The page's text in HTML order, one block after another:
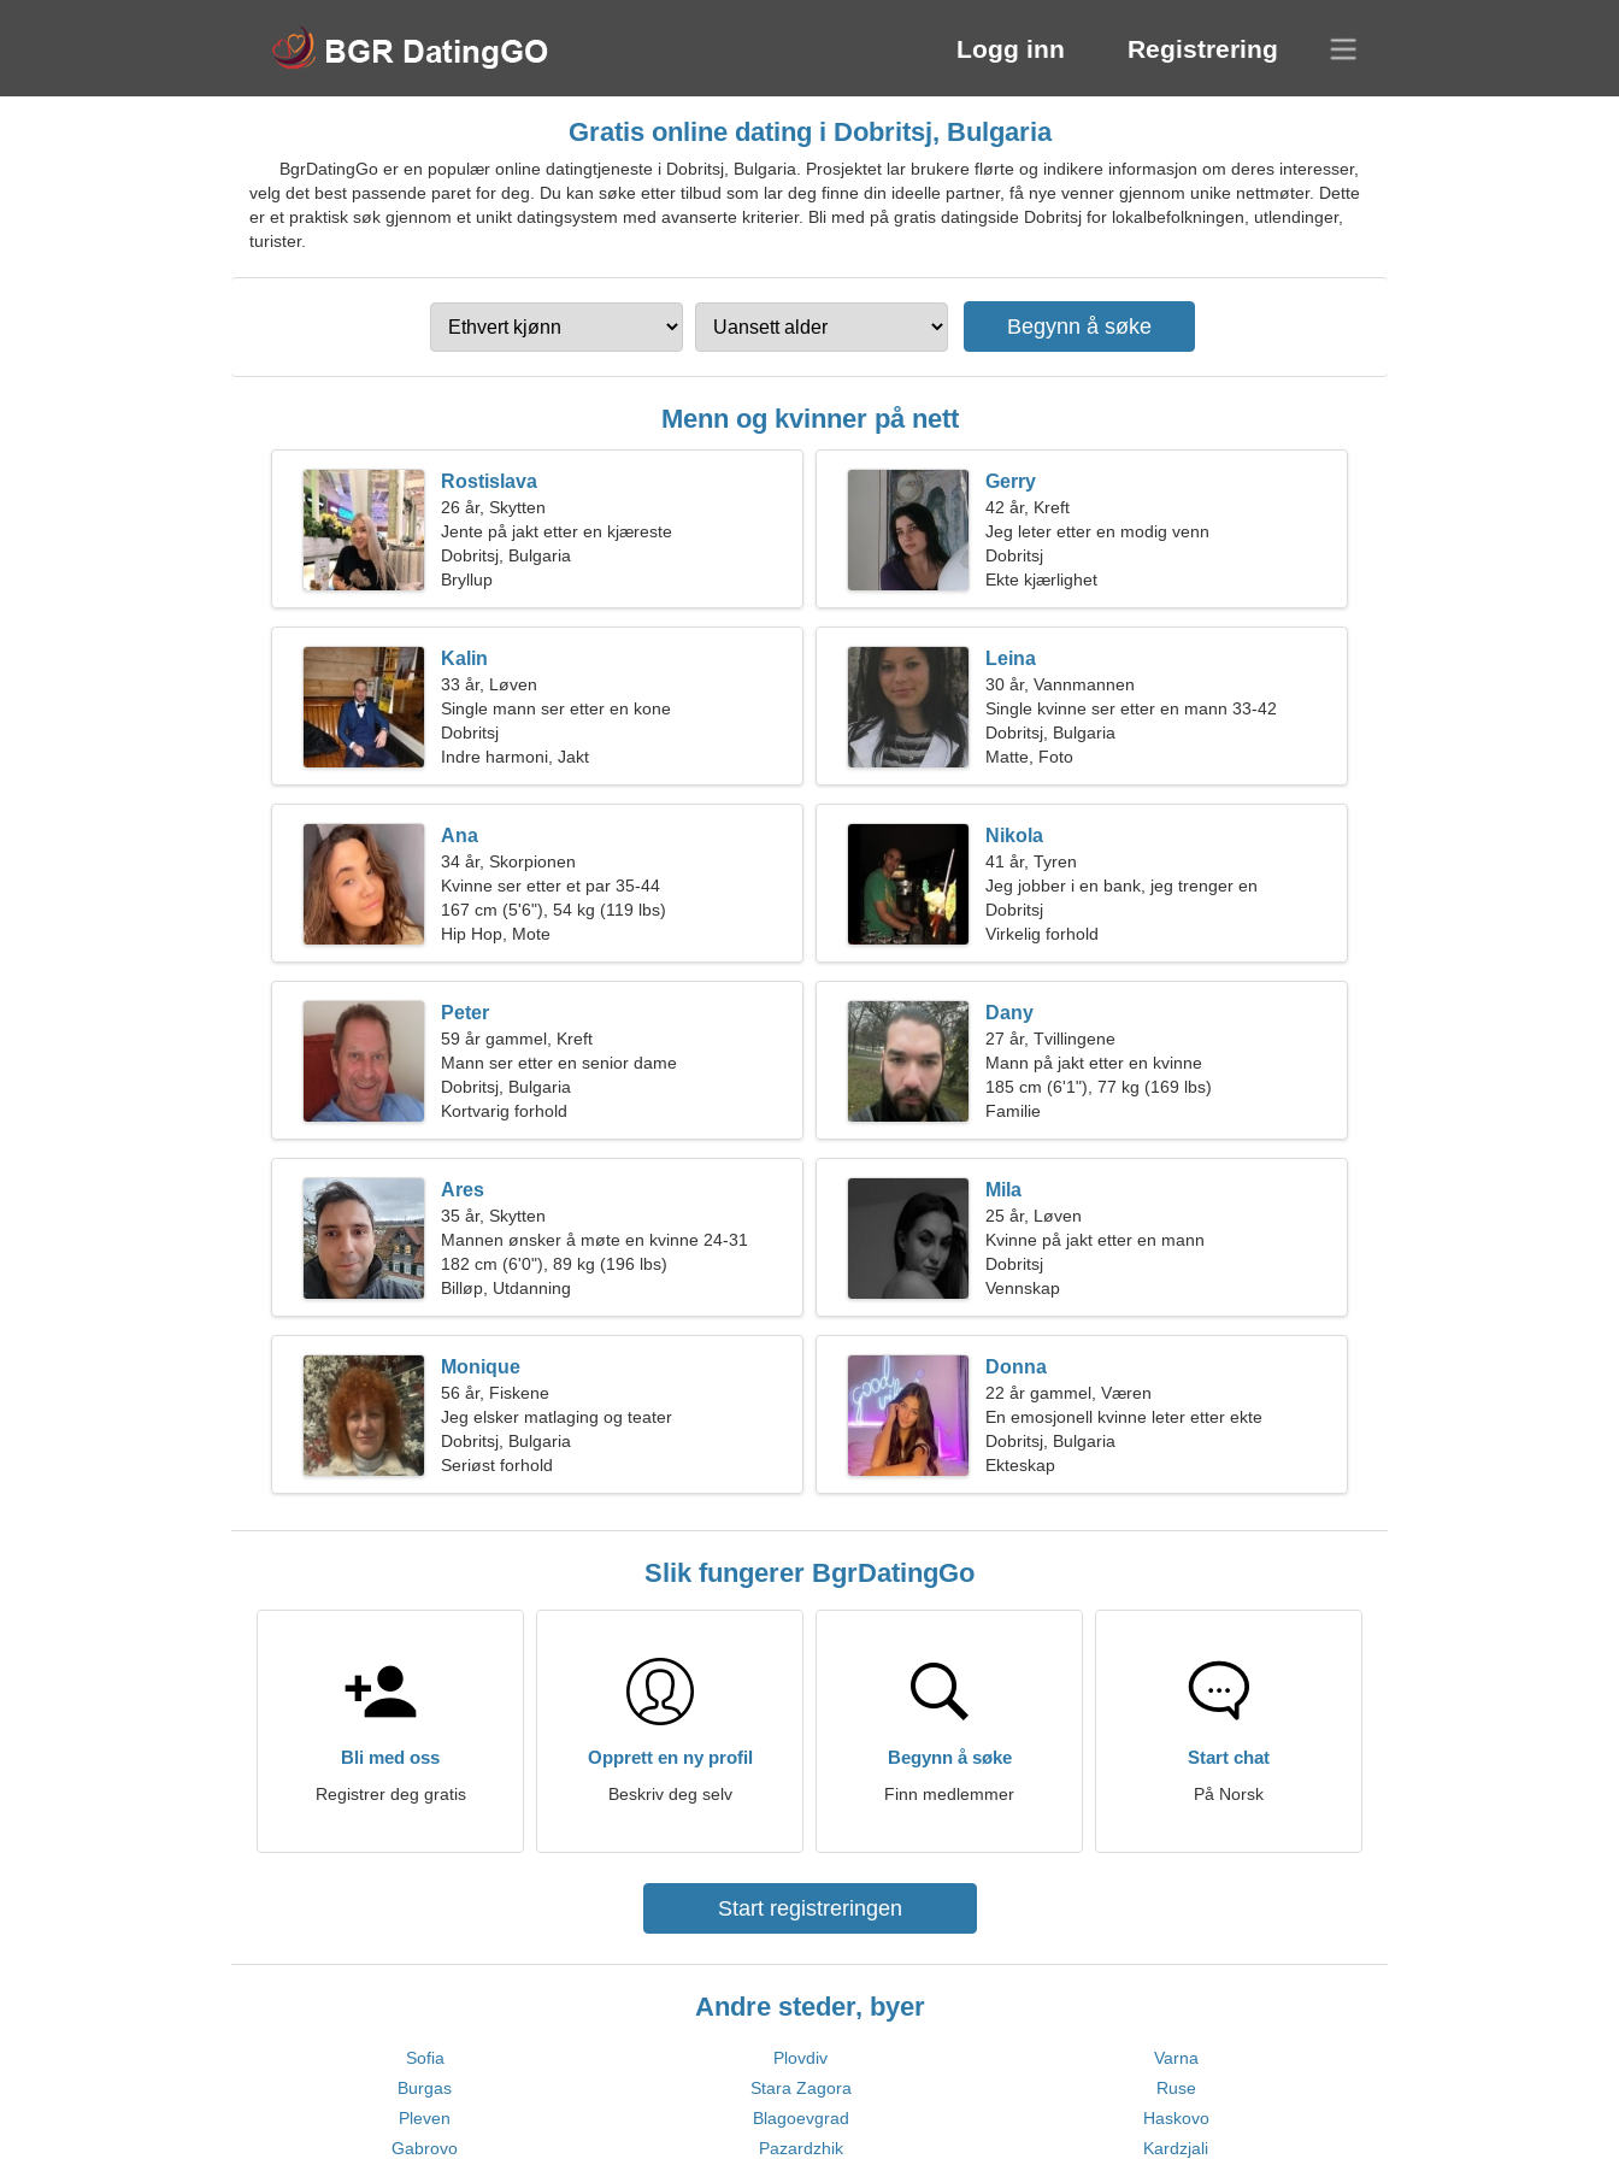
Logg inn Registrering
Gratis online dating i Dobritsj, Bulgaria
BgrDatingGo er en populær online datingtjeneste i Dobritsj, Bulgaria. Prosjektet lar brukere flørte og indikere informasjon om deres interesser,
velg det best passende paret for deg. Du kan søke etter tilbud som lar deg finne din ideelle partner, få nye venner gjennom unike nettmøter. Dette
er et praktisk søk gjennom et unikt datingsystem med avanserte kriterier. Bli med på gratis datingside Dobritsj for lokalbefolkningen, utlendinger,
turister.
Menn og kvinner på nett
Rostislava
26 år, Skytten
Jente på jakt etter en kjæreste
Dobritsj, Bulgaria
Bryllup
Gerry
42 år, Kreft
Jeg leter etter en modig venn
Dobritsj
Ekte kjærlighet
Kalin
33 år, Løven
Single mann ser etter en kone
Dobritsj
Indre harmoni, Jakt
Leina
30 år, Vannmannen
Single kvinne ser etter en mann 33-42
Dobritsj, Bulgaria
Matte, Foto
Ana
34 år, Skorpionen
Kvinne ser etter et par 35-44
167 cm (5'6"), 54 kg (119 lbs)
Hip Hop, Mote
Nikola
41 år, Tyren
Jeg jobber i en bank, jeg trenger en
ekstraordinær kvinne
Dobritsj
Virkelig forhold
Peter
59 år gammel, Kreft
Mann ser etter en senior dame
Dobritsj, Bulgaria
Kortvarig forhold
Dany
27 år, Tvillingene
Mann på jakt etter en kvinne
185 cm (6'1"), 77 kg (169 lbs)
Familie
Ares
35 år, Skytten
Mannen ønsker å møte en kvinne 24-31
182 cm (6'0"), 89 kg (196 lbs)
Billøp, Utdanning
Mila
25 år, Løven
Kvinne på jakt etter en mann
Dobritsj
Vennskap
Monique
56 år, Fiskene
Jeg elsker matlaging og teater
Dobritsj, Bulgaria
Seriøst forhold
Donna
22 år gammel, Væren
En emosjonell kvinne leter etter ekte
kjærlighet
Dobritsj, Bulgaria
Ekteskap
Slik fungerer BgrDatingGo
Bli med oss
Registrer deg gratis
Opprett en ny profil
Beskriv deg selv
Begynn å søke
Finn medlemmer
Start chat
På Norsk
Start registreringen
Andre steder, byer
Sofia Plovdiv
Varna
Burgas
Stara Zagora
Ruse
Pleven
Blagoevgrad
Haskovo
Gabrovo
Pazardzhik Kardzjali